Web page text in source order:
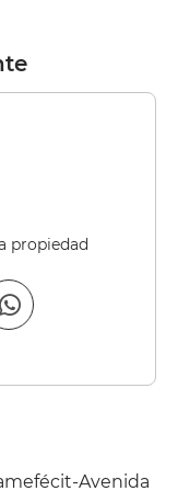
propiedad
Avenida